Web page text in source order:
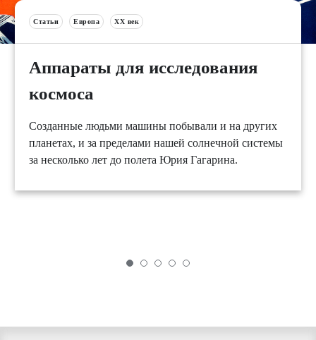
Статьи Европа XX век
Аппараты для исследования
космоса
Созданные людьми машины побывали и на других
планетах, и за пределами нашей солнечной системы
за несколько лет до полета Юрия Гагарина.